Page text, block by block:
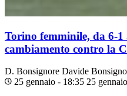
Torino femminile, da 6-
cambiamento contro la
D. Bonsignore Davide
25 gennaio - 18:35 25 gennaio